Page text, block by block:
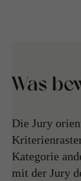
Was
Die Jury
Kategorie
mit der Jury